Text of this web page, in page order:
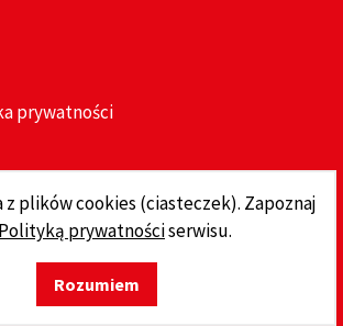
prywatności
plików cookies (ciasteczek). Zapoznaj
Polityką prywatnościserwisu.
Rozumiem